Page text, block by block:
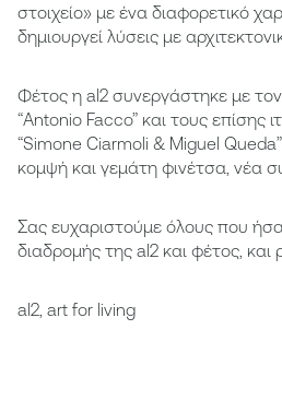
στοιχείο» με ένα διαφορετικό
δημιουργεί λύσεις με
Φέτος η al2 συνεργάστηκε με
“Antonio Facco” και τους επίσης
“Simone Ciarmoli & Miguel
κομψή και γεμάτη φινέτσα, νέα
Σας ευχαριστούμε όλους που
διαδρομής της al2 και φέτος,
al2, art for living